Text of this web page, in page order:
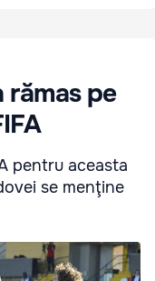
rămas pe
pentru aceasta
se menţine